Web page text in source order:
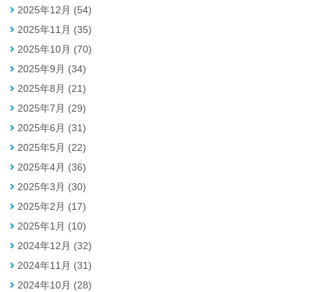
2025年12月 (54)
2025年11月 (35)
2025年10月 (70)
2025年9月 (34)
2025年8月 (21)
2025年7月 (29)
2025年6月 (31)
2025年5月 (22)
2025年4月 (36)
2025年3月 (30)
2025年2月 (17)
2025年1月 (10)
2024年12月 (32)
2024年11月 (31)
2024年10月 (28)